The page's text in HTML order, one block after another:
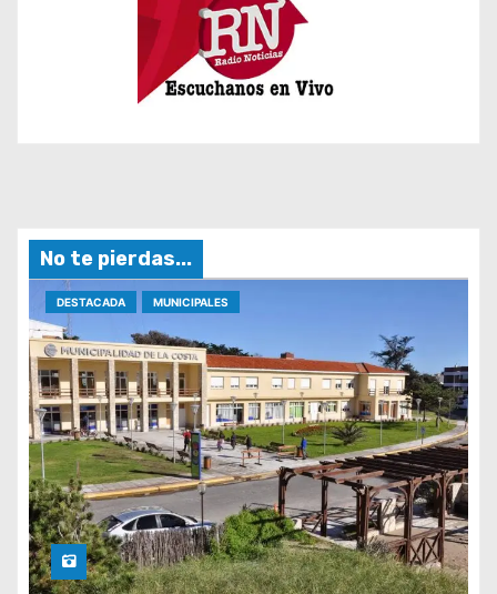
No te pierdas...
DESTACADA MUNICIPALES